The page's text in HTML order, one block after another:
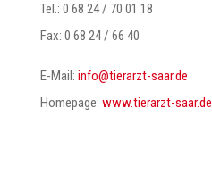
Tel.: 0 68 24 / 70 01 18
Fax: 0 68 24 / 66 40
E-Mail: ed.raas-tzrareit
@ofni
Homepage: www.tierarzt-saar.de